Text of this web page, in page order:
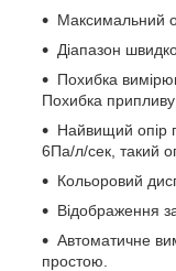
Максимальний
Діапазон
Похибка
Похибка
Найвищий опір
6Па/л/сек, такий
Кольоровий
Відображення
Автоматичне
простою.